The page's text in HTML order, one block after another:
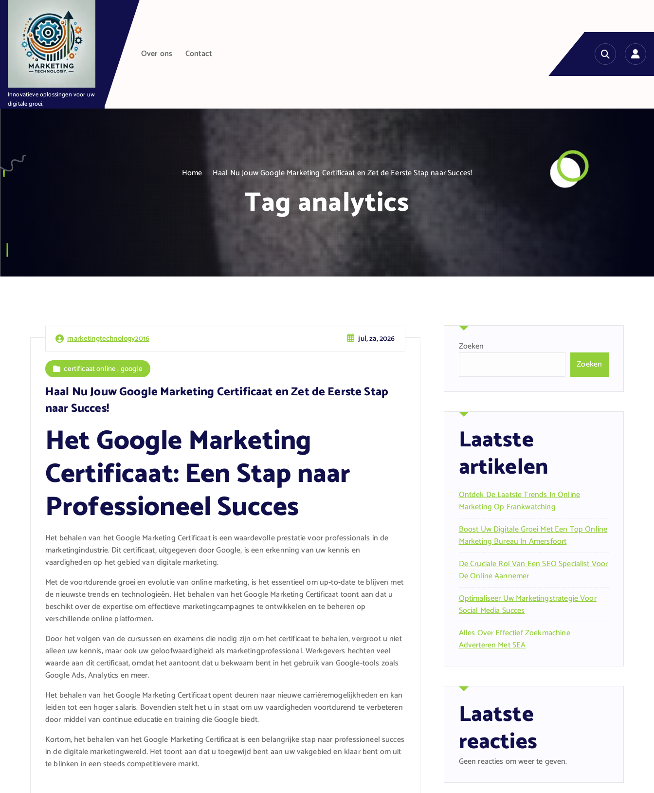
d
Innovatieve oplossingen voor uw
digitale groei.
Over ons Contact
Home Haal Nu Jouw Google Marketing Certificaat en Zet de Eerste Stap naar Succes!
Tag analytics
marketingtechnology2016 jul, za, 2026
certificaat online,google
Haal Nu Jouw Google Marketing Certificaat en Zet de Eerste Stap
naar Succes!
Het Google Marketing
Certificaat: Een Stap naar
Professioneel Succes
Het behalen van het Google Marketing Certificaat is een waardevolle prestatie voor professionals in de
marketingindustrie. Dit certificaat, uitgegeven door Google, is een erkenning van uw kennis en
vaardigheden op het gebied van digitale marketing.
Met de voortdurende groei en evolutie van online marketing, is het essentieel om up-to-date te blijven met
de nieuwste trends en technologieën. Het behalen van het Google Marketing Certificaat toont aan dat u
beschikt over de expertise om effectieve marketingcampagnes te ontwikkelen en te beheren op
verschillende online platformen.
Door het volgen van de cursussen en examens die nodig zijn om het certificaat te behalen, vergroot u niet
alleen uw kennis, maar ook uw geloofwaardigheid als marketingprofessional. Werkgevers hechten veel
waarde aan dit certificaat, omdat het aantoont dat u bekwaam bent in het gebruik van Google-tools zoals
Google Ads, Analytics en meer.
Het behalen van het Google Marketing Certificaat opent deuren naar nieuwe carrièremogelijkheden en kan
leiden tot een hoger salaris. Bovendien stelt het u in staat om uw vaardigheden voortdurend te verbeteren
door middel van continue educatie en training die Google biedt.
Kortom, het behalen van het Google Marketing Certificaat is een belangrijke stap naar professioneel succes
in de digitale marketingwereld. Het toont aan dat u toegewijd bent aan uw vakgebied en klaar bent om uit
te blinken in een steeds competitievere markt.
Zoeken
Zoeken
Laatste
artikelen
Ontdek De Laatste Trends In Online
Marketing Op Frankwatching
Boost Uw Digitale Groei Met Een Top Online
Marketing Bureau In Amersfoort
De Cruciale Rol Van Een SEO Specialist Voor
De Online Aannemer
Optimaliseer Uw Marketingstrategie Voor
Social Media Succes
Alles Over Effectief Zoekmachine
Adverteren Met SEA
Laatste
reacties
Geen reacties om weer te geven.